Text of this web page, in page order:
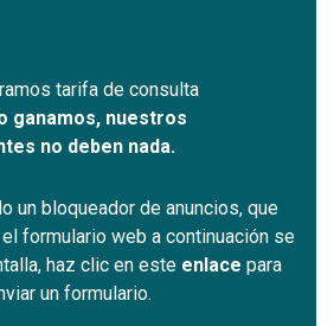
tarifa de consulta
ganamos, nuestros
no deben nada.
un bloqueador de anuncios, que
formulario web a continuación se
haz clic en este enlace para
un formulario.